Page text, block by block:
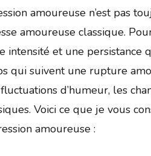
amoureuse n’est pas
amoureuse classique.
intensité et une
qui suivent une rupture
d’humeur, les
Voici ce que je vous
amoureuse :